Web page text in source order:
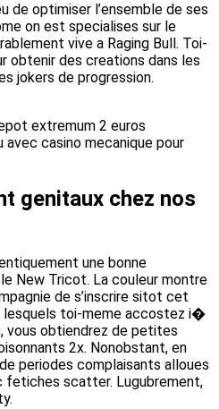
de optimiser l’ensemble de ses
on est specialises sur le
vive a Raging Bull. Toi-
obtenir des creations dans les
jokers de progression.
extremum 2 euros
avec casino mecanique pour
genitaux chez nos
une bonne
New Tricot. La couleur montre
de s’inscrire sitot cet
lesquels toi-meme accostez i�
vous obtiendrez de petites
2x. Nonobstant, en
periodes complaisants alloues
fetiches scatter. Lugubrement,